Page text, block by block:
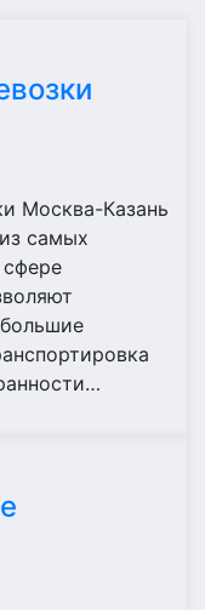
Москва-Казань
самых
сфере